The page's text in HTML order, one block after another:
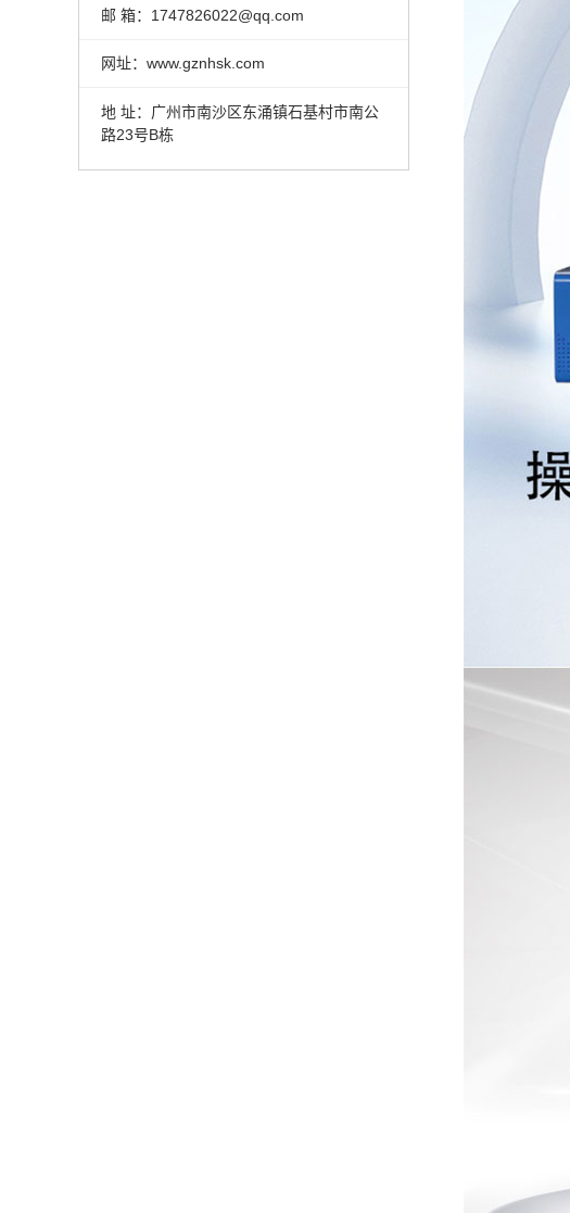
邮 箱：1747826022@qq.com
网址：www.gznhsk.com
地 址： 广州市南沙区东涌镇石基村市南公
路23号B栋